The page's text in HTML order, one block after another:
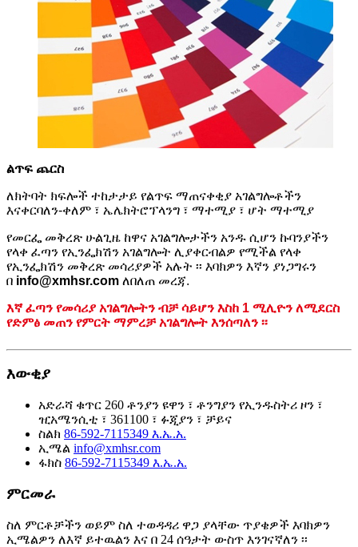
ልጥፍ ጨርስ
ለክትባት ክፍሎች ተከታታይ የልጥፍ ማጠናቀቂያ አገልግሎቶችን
እናቀርባለን-ቀለም ፣ ኤሌክትሮፕላንግ ፣ ማተሚያ ፣ ሆት ማተሚያ
የመርፌ መቅረጽ ሁልጊዜ ከዋና አገልግሎታችን አንዱ ሲሆን ኩባንያችን
የላቀ ፈጣን የኢንፌክሽን አገልግሎት ሊያቀርብልዎ የሚችል የላቀ
የኢንፌክሽን መቅረጽ መሳሪያዎች አሉት ፡፡ እባክዎን እኛን ያነጋግሩን
በ info@xmhsr.com ለበለጠ መረጃ.
እኛ ፈጣን የመሳሪያ አገልግሎትን ብቻ ሳይሆን እስከ 1 ሚሊዮን ለሚደርስ
የድምፅ መጠን የምርት ማምረቻ አገልግሎት እንሰጣለን ፡፡
እውቂያ
አድራሻ ቁጥር 260 ቶንያን ዩዋን ፣ ቶንግያን የኢንዱስትሪ ዞን ፣
ዢአሜንሲቲ ፣ 361100 ፣ ፉጂያን ፣ ቻይና
ስልክ 86-592-7115349 እ.ኤ.አ.
ኢሜል info@xmhsr.com
ፋክስ 86-592-7115349 እ.ኤ.አ.
ምርመራ
ስለ ምርቶቻችን ወይም ስለ ተወዳዳሪ ዋጋ ያላቸው ጥያቄዎች እባክዎን
ኢሜልዎን ለእኛ ይተዉልን እና በ 24 ሰዓታት ውስጥ እንገናኛለን ፡፡